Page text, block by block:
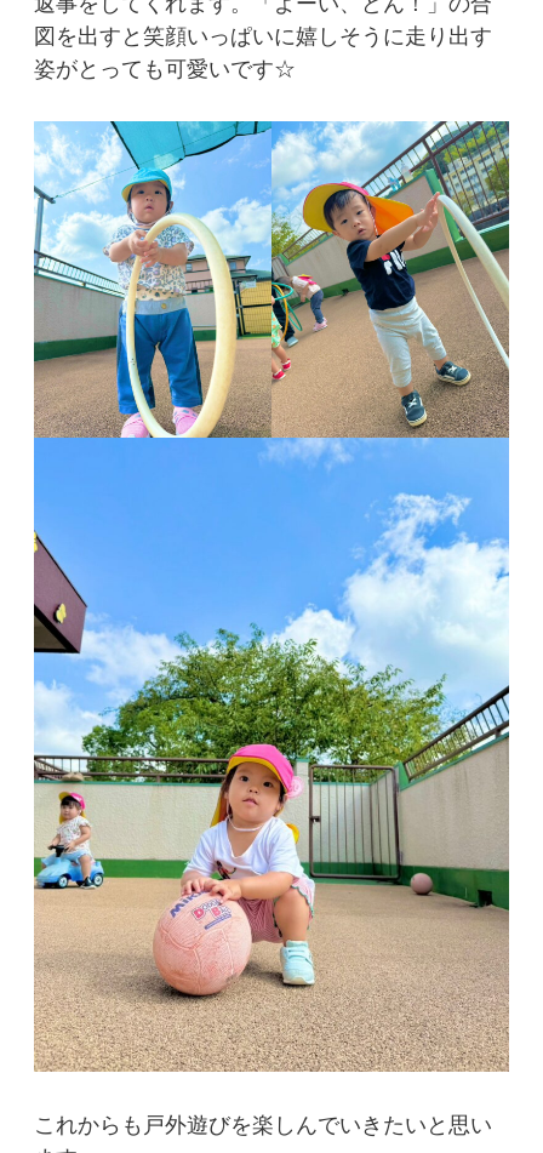
図を出すと笑顔いっぱいに嬉しそうに走り出す
姿がとっても可愛いです☆
これからも戸外遊びを楽しんでいきたいと思い